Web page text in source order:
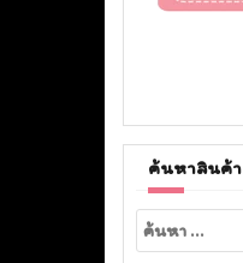
ค้นหาสินค้า
ค้นหา
สำหรับ: